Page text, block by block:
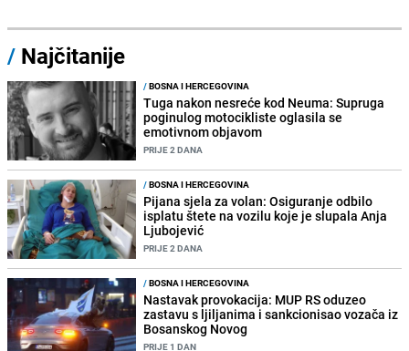
/ Najčitanije
/BOSNA I HERCEGOVINA
Tuga nakon nesreće kod Neuma: Supruga
poginulog motocikliste oglasila se
emotivnom objavom
PRIJE 2 DANA
/BOSNA I HERCEGOVINA
Pijana sjela za volan: Osiguranje odbilo
isplatu štete na vozilu koje je slupala Anja
Ljubojević
PRIJE 2 DANA
/BOSNA I HERCEGOVINA
Nastavak provokacija: MUP RS oduzeo
zastavu s ljiljanima i sankcionisao vozača iz
Bosanskog Novog
PRIJE 1 DAN